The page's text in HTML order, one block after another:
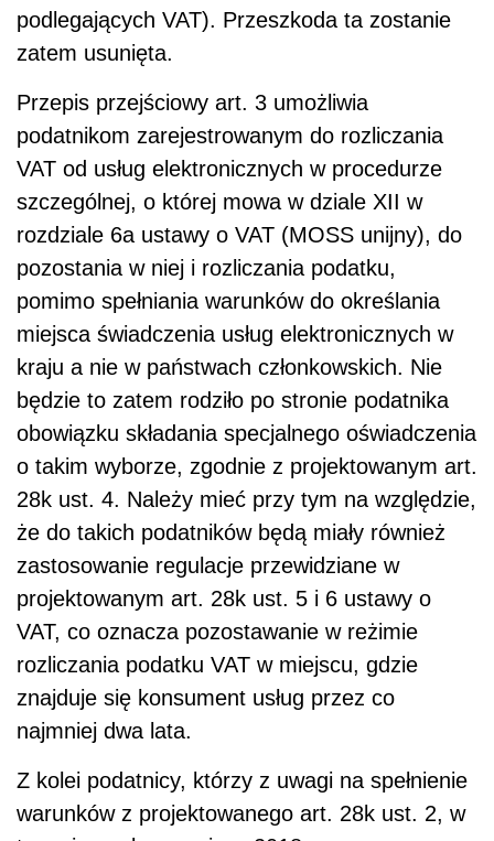
podlegających VAT). Przeszkoda ta zostanie
zatem usunięta.
Przepis przejściowy art. 3 umożliwia
podatnikom zarejestrowanym do rozliczania
VAT od usług elektronicznych w procedurze
szczególnej, o której mowa w dziale XII w
rozdziale 6a ustawy o VAT (MOSS unijny), do
pozostania w niej i rozliczania podatku,
pomimo spełniania warunków do określania
miejsca świadczenia usług elektronicznych w
kraju a nie w państwach członkowskich. Nie
będzie to zatem rodziło po stronie podatnika
obowiązku składania specjalnego oświadczenia
o takim wyborze, zgodnie z projektowanym art.
28k ust. 4. Należy mieć przy tym na względzie,
że do takich podatników będą miały również
zastosowanie regulacje przewidziane w
projektowanym art. 28k ust. 5 i 6 ustawy o
VAT, co oznacza pozostawanie w reżimie
rozliczania podatku VAT w miejscu, gdzie
znajduje się konsument usług przez co
najmniej dwa lata.
Z kolei podatnicy, którzy z uwagi na spełnienie
warunków z projektowanego art. 28k ust. 2, w